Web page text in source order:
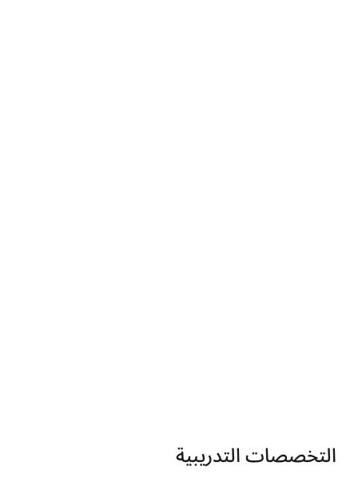
التخصصات التدريبية